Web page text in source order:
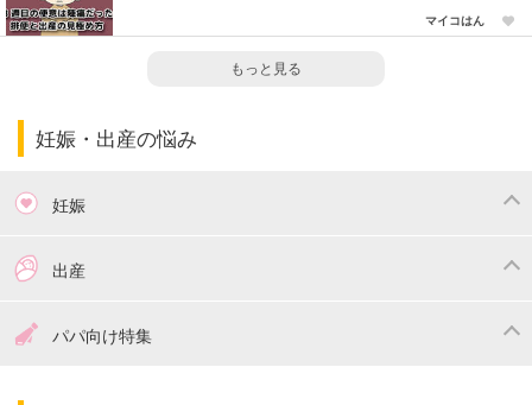
マイコはん
もっと見る
妊娠・出産の悩み
妊娠
つわり
妊娠中の食事
出産
出産準備パパ向け特集
パパ向け特集